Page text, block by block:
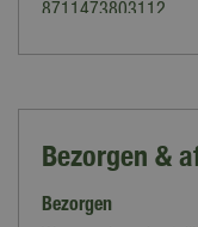
8711473803112
Merk
Figuren
Thema
Bezorgen &
Bezorgen